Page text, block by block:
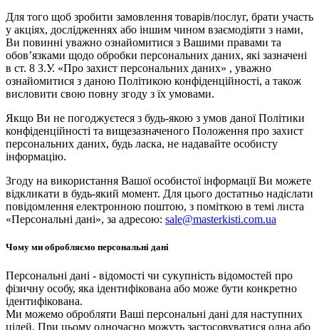
Для того щоб зробити замовлення товарів/послуг, брати участь
у акціях, дослідженнях або іншим чином взаємодіяти з нами,
Ви повинні уважно ознайомитися з Вашими правами та
обов’язками щодо обробки персональних даних, які зазначені
в ст. 8 З.У. «Про захист персональних даних» , уважно
ознайомитися з даною Політикою конфіденційності, а також
висловити свою повну згоду з їх умовами.
Якщо Ви не погоджуєтеся з будь-якою з умов даної Політики
конфіденційності та вищезазначеного Положення про захист
персональних даних, будь ласка, не надавайте особисту
інформацію.
Згоду на використання Вашої особистої інформації Ви можете
відкликати в будь-який момент. Для цього достатньо надіслати
повідомлення електронною поштою, з поміткою в темі листа
«Персональні дані», за адресою: sale@masterkisti.com.ua
Чому ми обробляємо персональні дані
Персональні дані - відомості чи сукупність відомостей про
фізичну особу, яка ідентифікована або може бути конкретно
ідентифікована.
Ми можемо обробляти Ваші персональні дані для наступних
цілей. При цьому одночасно можуть застосовуватися одна або